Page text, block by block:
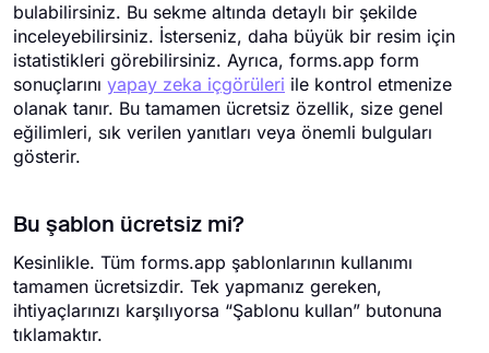
bulabilirsiniz. Bu sekme altında detaylı bir şekilde
inceleyebilirsiniz. İsterseniz, daha büyük bir resim için
istatistikleri görebilirsiniz. Ayrıca, forms.app form
sonuçlarını yapay zeka içgörüleri ile kontrol etmenize
olanak tanır. Bu tamamen ücretsiz özellik, size genel
eğilimleri, sık verilen yanıtları veya önemli bulguları
gösterir.
Bu şablon ücretsiz mi?
Kesinlikle. Tüm forms.app şablonlarının kullanımı
tamamen ücretsizdir. Tek yapmanız gereken,
ihtiyaçlarınızı karşılıyorsa “Şablonu kullan” butonuna
tıklamaktır.